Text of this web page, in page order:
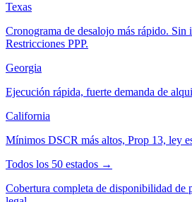
Texas
Cronograma de desalojo más rápido. Sin
Restricciones PPP.
Georgia
Ejecución rápida, fuerte demanda de
California
Mínimos DSCR más altos, Prop 13, ley
Todos los 50 estados →
Cobertura completa de disponibilidad de